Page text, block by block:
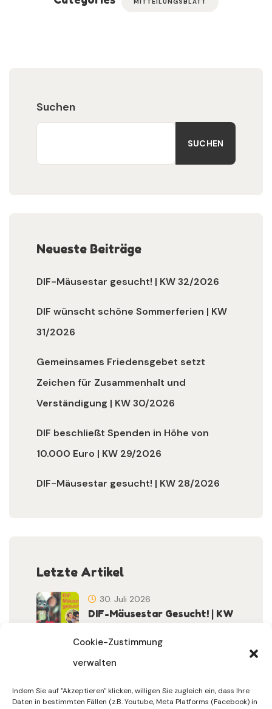
Cookie-Zustimmung
verwalten
Indem Sie auf "Akzeptieren" klicken, willigen Sie zugleich ein, dass Ihre
Daten in bestimmten Fällen (z.B. Youtube, Meta Platforms (Facebook) in
Suchen
SUCHEN
Neueste Beiträge
DIF-Mäusestar gesucht! | KW 32/2026
DIF wünscht schöne Sommerferien | KW
31/2026
Gemeinsames Friedensgebet setzt
Zeichen für Zusammenhalt und
Verständigung | KW 30/2026
DIF beschließt Spenden in Höhe von
10.000 Euro | KW 29/2026
DIF-Mäusestar gesucht! | KW 28/2026
Letzte Artikel
DIF-Mäusestar Gesucht! | KW
30. Juli 2026
Sommerferien | KW 31/…
30. Juli 2026